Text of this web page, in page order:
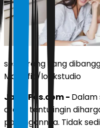
seseorang yang
Magnific/lookstudio
JawaPos.com - Dalam
orang tentu ingin
pasangannya. Tidak